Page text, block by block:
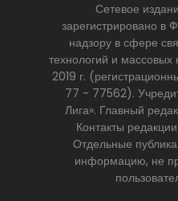
Сетевое
зарегистрировано в
надзору в сфере
технологий и массовых
2019 г.
77 - 77562).
Лига». Главный
Контакты
Отдельные
информацию, не